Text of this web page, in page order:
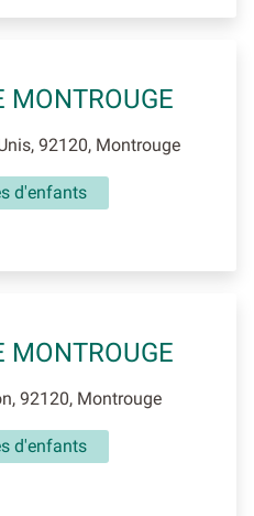
MONTROUGE
92120, Montrouge
d'enfants
MONTROUGE
92120, Montrouge
d'enfants